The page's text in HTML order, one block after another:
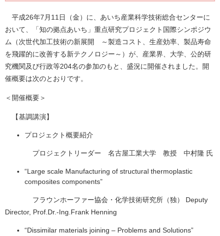
平成26年7月11日（金）に、あいち産業科学技術総合センターに
おいて、「知の拠点あいち」重点研究プロジェクト国際シンポジウ
ム（次世代加工技術の新展開 ～製造コスト、生産効率、製品寿命
を飛躍的に改善する新テクノロジー～）が、産業界、大学、公的研
究機関及び行政等204名の参加のもと、盛況に開催されました。開
催概要は次のとおりです。
＜開催概要＞
【基調講演】
プロジェクト概要紹介
プロジェクトリーダー 名古屋工業大学 教授 中村隆 氏
“Large scale Manufacturing of structural thermoplastic
composites components”
フラウンホーファー協会・化学技術研究所（独） Deputy
Director, Prof.Dr.-Ing.Frank Henning
“Dissimilar materials joining – Problems and Solutions”